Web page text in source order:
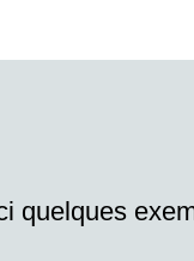
quelques